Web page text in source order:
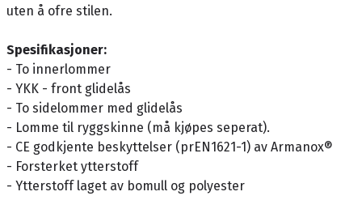
uten å ofre stilen.
Spesifikasjoner:
- To innerlommer
- YKK - front glidelås
- To sidelommer med glidelås
- Lomme til ryggskinne (må kjøpes seperat).
- CE godkjente beskyttelser (prEN1621-1) av Armanox®
- Forsterket ytterstoff
- Ytterstoff laget av bomull og polyester